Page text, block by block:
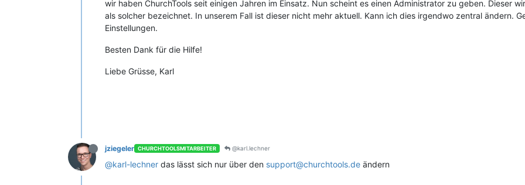
wir haben ChurchTools seit einigen Jahren im Einsatz. Nun scheint es einen Administrator zu geben. Dieser
als solcher bezeichnet. In unserem Fall ist dieser nicht mehr aktuell. Kann ich dies irgendwo zentral ändern.
Einstellungen.
Besten Dank für die Hilfe!
Liebe Grüsse, Karl
jziegeler CHURCHTOOLSMITARBEITER @karl.lechner
@karl-lechner das lässt sich nur über den support@churchtools.de ändern